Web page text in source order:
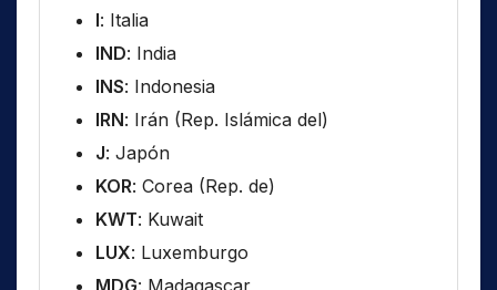
I: Italia
IND: India
INS: Indonesia
IRN: Irán (Rep. Islámica del)
J: Japón
KOR: Corea (Rep. de)
KWT: Kuwait
LUX: Luxemburgo